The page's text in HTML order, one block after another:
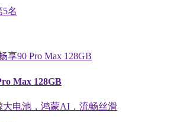
5名
Max 128GB
大电池，鸿蒙AI，流畅丝滑